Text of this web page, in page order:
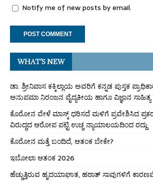
Notify me of new posts by email.
WHAT’S NEW
ಡಾ. ಶ್ರೀನಿವಾಸ ಕಕ್ಕಿಲ್ಲಾಯ ಅವರಿಗೆ ಕನ್ನಡ ಪುಸ್ತಕ
ಅನುಪಮಾ ನಿರಂಜನ ವೈದ್ಯಕೀಯ ಹಾಗೂ ವಿಜ್ಞಾನ ಸಾಹಿತ್ಯ
ಕೊರೋನ ವೇಳೆ ಮಾಸ್ಕ್ ಧರಿಸದೆ ಮಳಿಗೆ ಪ್ರವೇಶಿಸಿದ
ವಿರುದ್ಧದ ಆರೋಪ ಪಟ್ಟಿ ಉಚ್ಚ ನ್ಯಾಯಾಲಯದಿಂದ ರದ್ದು
ಕೊರೋನ ಮತ್ತೆ ಬಂದಿದೆ, ಆತಂಕ ಬೇಕೇ?
ಇಬೋಲಾ ಆತಂಕ 2026
ಹೆಚ್ಚುತ್ತಿರುವ ಹೃದಯಾಘಾತ, ಹಠಾತ್ ಸಾವುಗಳಿಗೆ